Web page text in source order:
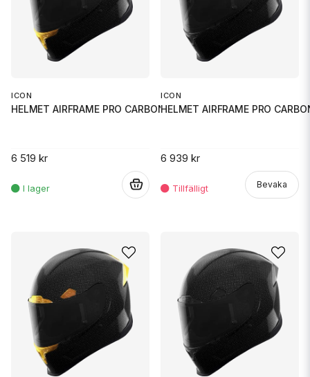
ICON
HELMET AIRFRAME PRO CARBON 4TR
6 519 kr
ICON
HELMET AIRFRAME PRO
6 939 kr
Bevaka